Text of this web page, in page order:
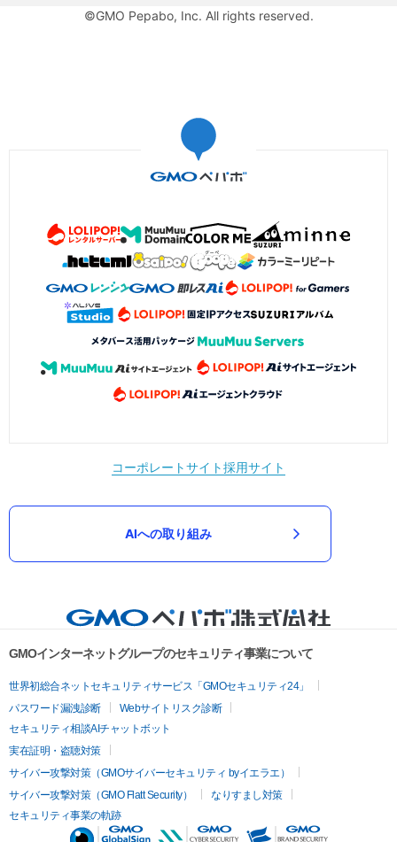
©GMO Pepabo, Inc. All rights reserved.
コーポレートサイト採用サイト
AIへの取り組み
GMOインターネットグループのセキュリティ事業について
世界初総合ネットセキュリティサービス「GMOセキュリティ24」
パスワード漏洩診断
Webサイトリスク診断
セキュリティ相談AIチャットボット
実在証明・盗聴対策
サイバー攻撃対策（GMOサイバーセキュリティ byイエラエ）
サイバー攻撃対策（GMO Flatt Security）
なりすまし対策
セキュリティ事業の軌跡